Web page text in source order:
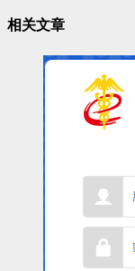
相关文章